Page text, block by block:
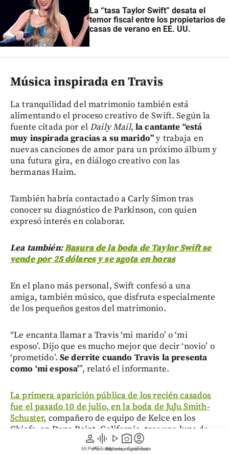
person
Mi Perfil
graphic_eq
Pódcast
play_arrow
Videos
photo_camera
Reportajes gráficos
account_circle
Suscríbete
La “tasa Taylor Swift” desata el
temor fiscal entre los propietarios de
casas de verano en EE. UU.
Música inspirada en Travis
La tranquilidad del matrimonio también está
alimentando el proceso creativo de Swift. Según la
fuente citada por elDaily Mail, la cantante “está
muy inspirada gracias a su marido”y trabaja en
nuevas canciones de amor para un próximo álbum y
una futura gira, en diálogo creativo con las
hermanas Haim.
También habría contactado a Carly Simon tras
conocer su diagnóstico de Parkinson, con quien
expresó interés en colaborar.
Lea también:Basura de la boda de Taylor Swift se
vende por 25 dólares y se agota en horas
En el plano más personal, Swift confesó a una
amiga, también músico, que disfruta especialmente
de los pequeños gestos del matrimonio.
“Le encanta llamar a Travis ‘mi marido’ o ‘mi
esposo’. Dijo que es mucho mejor que decir ‘novio’ o
‘prometido’. Se derrite cuando Travis la presenta
como ‘mi esposa’”, relató el informante.
La primera aparición pública de los recién casados
fue el pasado 10 de julio, en la boda de JuJu Smith-
Schuster, compañero de equipo de Kelce en los
Chiefs, en Dana Point, California, tras una luna de
miel en el exclusivo Yellowstone Club en Big Sky,